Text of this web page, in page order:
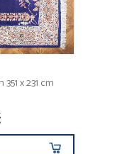
x 231 cm